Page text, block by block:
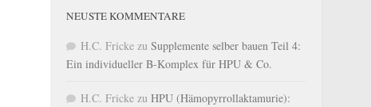
NEUSTE KOMMENTARE
H.C. Fricke zu Supplemente selber bauen Teil 4:
Ein individueller B-Komplex für HPU & Co.
H.C. Fricke zu HPU (Hämopyrrollaktamurie):